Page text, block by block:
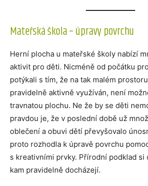
Mateřská škola – úpravy povrchu
Herní plocha u mateřské školy nabízí
aktivit pro děti. Nicméně od počátku
potýkali s tím, že na tak malém
pravidelně aktivně využíván, není
travnatou plochu. Ne že by se děti
pravdou je, že v poslední době už
oblečení a obuvi dětí převyšovalo
proto rozhodla k úpravě povrchu
s kreativními prvky. Přírodní podklad si
kam pravidelně docházejí.